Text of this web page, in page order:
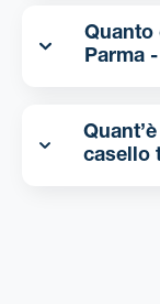
Quanto
Parma